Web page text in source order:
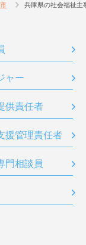
兵庫県の社会福祉主
ャー
供責任者
援管理責任者
門相談員